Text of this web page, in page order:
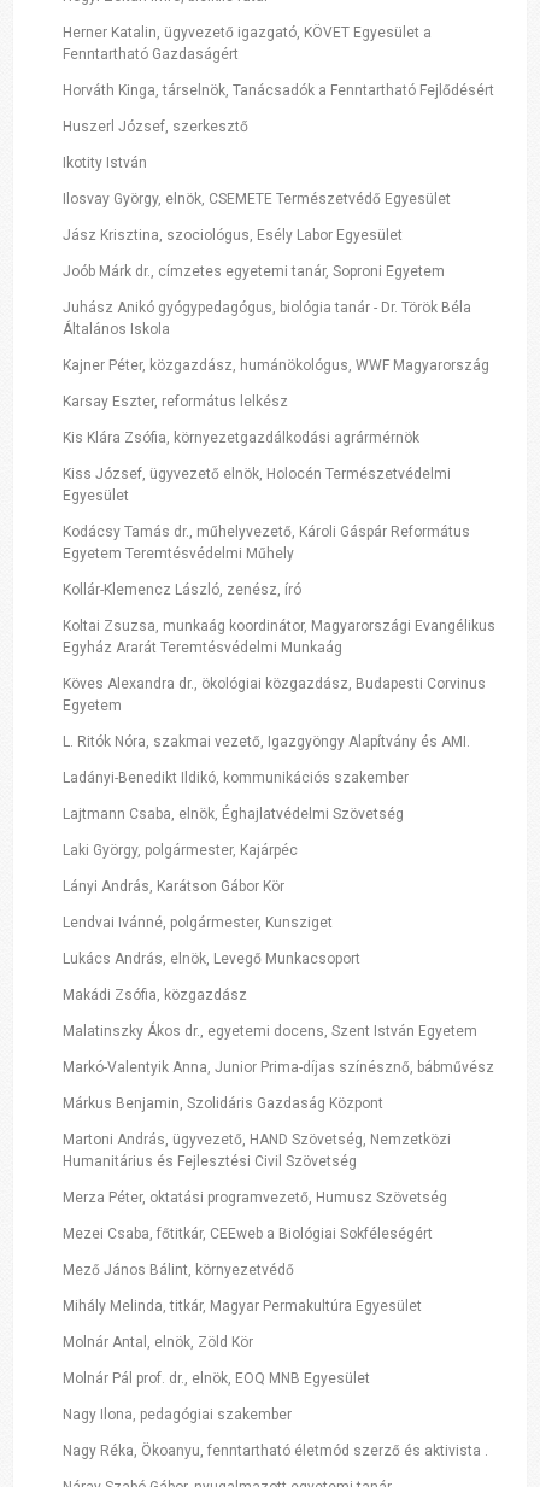
Herner Katalin, ügyvezető igazgató, KÖVET Egyesület a
Fenntartható Gazdaságért
Horváth Kinga, társelnök, Tanácsadók a Fenntartható Fejlődésért
Huszerl József, szerkesztő
Ikotity István
Ilosvay György, elnök, CSEMETE Természetvédő Egyesület
Jász Krisztina, szociológus, Esély Labor Egyesület
Joób Márk dr., címzetes egyetemi tanár, Soproni Egyetem
Juhász Anikó gyógypedagógus, biológia tanár - Dr. Török Béla
Általános Iskola
Kajner Péter, közgazdász, humánökológus, WWF Magyarország
Karsay Eszter, református lelkész
Kis Klára Zsófia, környezetgazdálkodási agrármérnök
Kiss József, ügyvezető elnök, Holocén Természetvédelmi
Egyesület
Kodácsy Tamás dr., műhelyvezető, Károli Gáspár Református
Egyetem Teremtésvédelmi Műhely
Kollár-Klemencz László, zenész, író
Koltai Zsuzsa, munkaág koordinátor, Magyarországi Evangélikus
Egyház Ararát Teremtésvédelmi Munkaág
Köves Alexandra dr., ökológiai közgazdász, Budapesti Corvinus
Egyetem
L. Ritók Nóra, szakmai vezető, Igazgyöngy Alapítvány és AMI.
Ladányi-Benedikt Ildikó, kommunikációs szakember
Lajtmann Csaba, elnök, Éghajlatvédelmi Szövetség
Laki György, polgármester, Kajárpéc
Lányi András, Karátson Gábor Kör
Lendvai Ivánné, polgármester, Kunsziget
Lukács András, elnök, Levegő Munkacsoport
Makádi Zsófia, közgazdász
Malatinszky Ákos dr., egyetemi docens, Szent István Egyetem
Markó-Valentyik Anna, Junior Prima-díjas színésznő, bábművész
Márkus Benjamin, Szolidáris Gazdaság Központ
Martoni András, ügyvezető, HAND Szövetség, Nemzetközi
Humanitárius és Fejlesztési Civil Szövetség
Merza Péter, oktatási programvezető, Humusz Szövetség
Mezei Csaba, főtitkár, CEEweb a Biológiai Sokféleségért
Mező János Bálint, környezetvédő
Mihály Melinda, titkár, Magyar Permakultúra Egyesület
Molnár Antal, elnök, Zöld Kör
Molnár Pál prof. dr., elnök, EOQ MNB Egyesület
Nagy Ilona, pedagógiai szakember
Nagy Réka, Ökoanyu, fenntartható életmód szerző és aktivista .